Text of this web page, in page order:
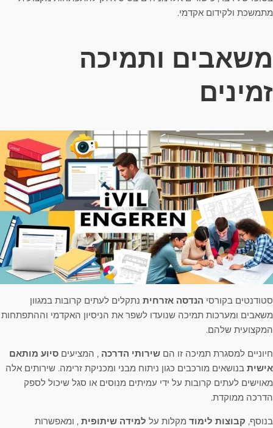
מתמשכת ולקידום אקדמי.
משאבים ותמיכה
זמינים
סטודנטים בקורסי הנדסה אזרחית נתקלים לעתים קרובות במגוון
משאבים ומערכות תמיכה שנועדו לשפר את הניסיון האקדמי וההתפתחות
המקצועית שלהם.
חיוניים למסגרת תמיכה זו הם שירותי הדרכה , המציעים סיוע מותאם
אישית בנושאים מורכבים כגון ניתוח מבני ומכניקת זרימה. שירותים אלה
מאוישים לעתים קרובות על ידי עמיתים מנוסים או סגל שיכול לספק
הדרכה ממוקדת.
בנוסף, קבוצות לימוד מקלות על למידה שיתופית , ומאפשרות